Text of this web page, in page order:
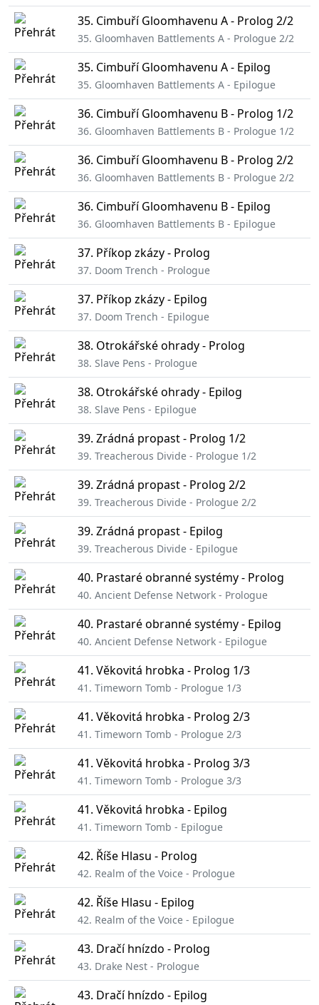
35. Cimbuří Gloomhavenu A - Prolog 2/2
35. Gloomhaven Battlements A - Prologue 2/2
35. Cimbuří Gloomhavenu A - Epilog
35. Gloomhaven Battlements A - Epilogue
36. Cimbuří Gloomhavenu B - Prolog 1/2
36. Gloomhaven Battlements B - Prologue 1/2
36. Cimbuří Gloomhavenu B - Prolog 2/2
36. Gloomhaven Battlements B - Prologue 2/2
36. Cimbuří Gloomhavenu B - Epilog
36. Gloomhaven Battlements B - Epilogue
37. Příkop zkázy - Prolog
37. Doom Trench - Prologue
37. Příkop zkázy - Epilog
37. Doom Trench - Epilogue
38. Otrokářské ohrady - Prolog
38. Slave Pens - Prologue
38. Otrokářské ohrady - Epilog
38. Slave Pens - Epilogue
39. Zrádná propast - Prolog 1/2
39. Treacherous Divide - Prologue 1/2
39. Zrádná propast - Prolog 2/2
39. Treacherous Divide - Prologue 2/2
39. Zrádná propast - Epilog
39. Treacherous Divide - Epilogue
40. Prastaré obranné systémy - Prolog
40. Ancient Defense Network - Prologue
40. Prastaré obranné systémy - Epilog
40. Ancient Defense Network - Epilogue
41. Věkovitá hrobka - Prolog 1/3
41. Timeworn Tomb - Prologue 1/3
41. Věkovitá hrobka - Prolog 2/3
41. Timeworn Tomb - Prologue 2/3
41. Věkovitá hrobka - Prolog 3/3
41. Timeworn Tomb - Prologue 3/3
41. Věkovitá hrobka - Epilog
41. Timeworn Tomb - Epilogue
42. Říše Hlasu - Prolog
42. Realm of the Voice - Prologue
42. Říše Hlasu - Epilog
42. Realm of the Voice - Epilogue
43. Dračí hnízdo - Prolog
43. Drake Nest - Prologue
43. Dračí hnízdo - Epilog